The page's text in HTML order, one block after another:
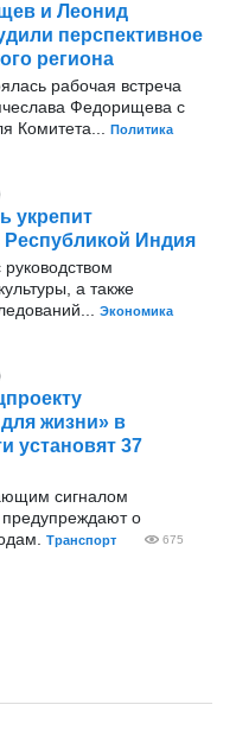
и Леонид
перспективное
региона
рабочая встреча
Федорищева с
Комитета...
Политика
укрепит
Республикой Индия
руководством
а также
Экономика
жизни» в
установят 37
сигналом
о
Транспорт 675